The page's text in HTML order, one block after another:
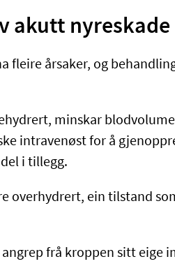
akutt nyreskade
fleire årsaker, og
minskar
intravenøst for å
i tillegg.
overhydrert, ein tilstand
angrep frå kroppen sitt eige